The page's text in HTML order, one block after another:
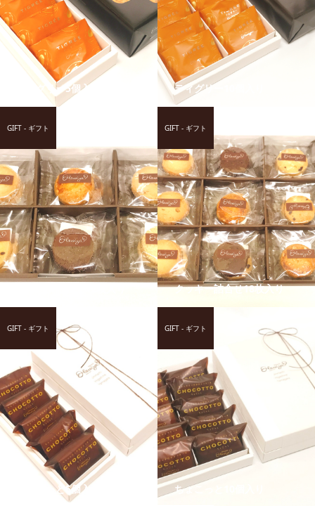
ティグリー5個入り ティグリー10個入り
GIFT - ギフト
クッキー詰合せ18枚入り
GIFT - ギフト
ちょこっと5個入り
GIFT - ギフト
ちょこっと10個入り
GIFT - ギフト